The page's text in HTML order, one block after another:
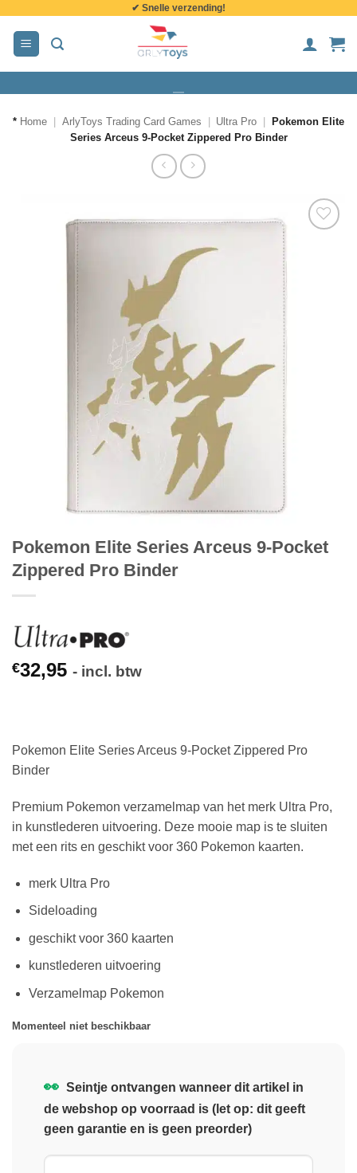
inhoud
✔ Snelle verzending!
* Home ArlyToys Trading Card Games Ultra Pro
Pokemon Elite
Series Arceus 9-Pocket Zippered Pro Binder
Pokemon Elite Series Arceus 9-Pocket
Zippered Pro Binder
€32,95 - incl. btw
Pokemon Elite Series Arceus 9-Pocket Zippered Pro
Binder
Premium Pokemon verzamelmap van het merk Ultra Pro,
in kunstlederen uitvoering. Deze mooie map is te sluiten
met een rits en geschikt voor 360 Pokemon kaarten.
merk Ultra Pro
Sideloading
geschikt voor 360 kaarten
kunstlederen uitvoering
Verzamelmap Pokemon
Momenteel niet beschikbaar
👀 Seintje ontvangen wanneer dit artikel in
de webshop op voorraad is (let op: dit geeft
geen garantie en is geen preorder)